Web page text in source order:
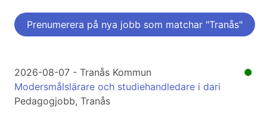
Prenumerera på nya jobb som matchar "Tranås"
●
2026-08-07 - Tranås Kommun
Modersmålslärare och studiehandledare i dari
Pedagogjobb, Tranås